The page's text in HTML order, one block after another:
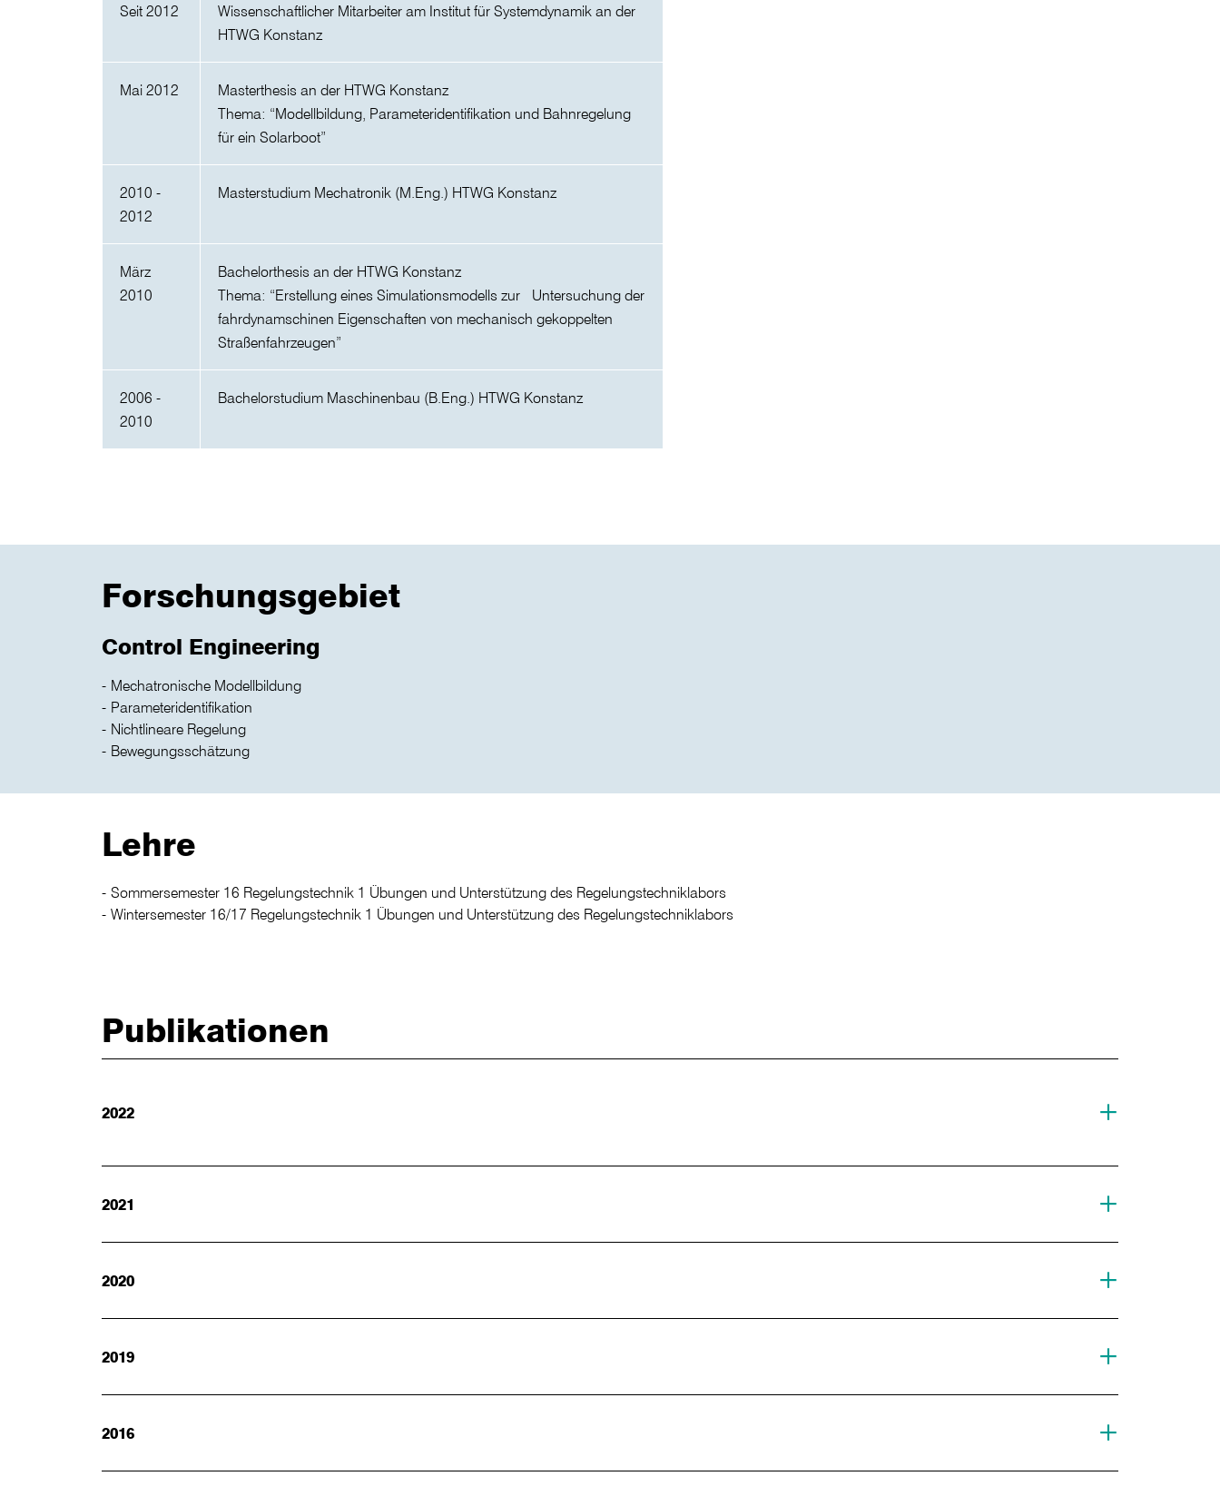
Seit 2012
Wissenschaftlicher Mitarbeiter am Institut für Systemdynamik an der
HTWG Konstanz
Mai 2012
Masterthesis an der HTWG Konstanz
Thema: “Modellbildung, Parameteridentifikation und Bahnregelung
für ein Solarboot”
2010 -
2012
Masterstudium Mechatronik (M.Eng.) HTWG Konstanz
März
2010
Bachelorthesis an der HTWG Konstanz
Thema: “Erstellung eines Simulationsmodells zur Untersuchung der
fahrdynamschinen Eigenschaften von mechanisch gekoppelten
Straßenfahrzeugen”
2006 -
2010
Bachelorstudium Maschinenbau (B.Eng.) HTWG Konstanz
Forschungsgebiet
Control Engineering
Mechatronische Modellbildung
Parameteridentifikation
Nichtlineare Regelung
Bewegungsschätzung
Lehre
Sommersemester 16 Regelungstechnik 1 Übungen und Unterstützung des Regelungstechniklabors
Wintersemester 16/17 Regelungstechnik 1 Übungen und Unterstützung des Regelungstechniklabors
Publikationen
2022
2021
2020
2019
2016